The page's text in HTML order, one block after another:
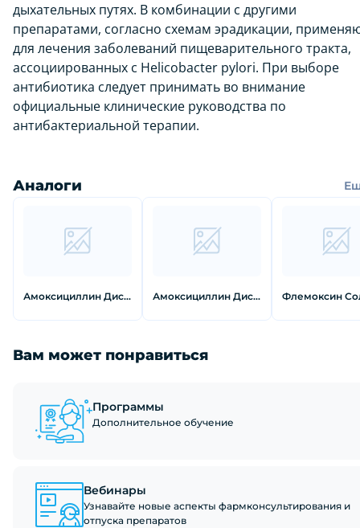
дыхательных путях. В комбинации с другими
препаратами, согласно схемам эрадикации,
для лечения заболеваний пищеварительного тракта,
ассоциированных с Helicobacter pylori. При выборе
антибиотика следует принимать во внимание
официальные клинические руководства по
антибактериальной терапии.
Аналоги
Амоксициллин Диспертаб Таблетки 125 мг 20 шт Амоксициллин Диспертаб Таблетки 250 мг 20 шт
Вам может понравиться
Программы
Дополнительное обучение
Вебинары
Узнавайте новые аспекты фармконсультирования и
отпуска препаратов